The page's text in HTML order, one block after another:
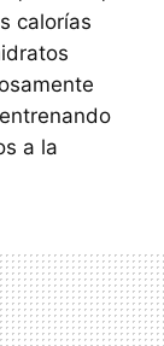
calorías
a la